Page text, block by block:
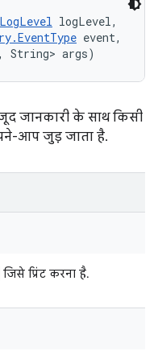
logLevel,
event,
String> args)
जानकारी के साथ किसी
आप जुड़ जाता है.
जिसे प्रिंट करना है.